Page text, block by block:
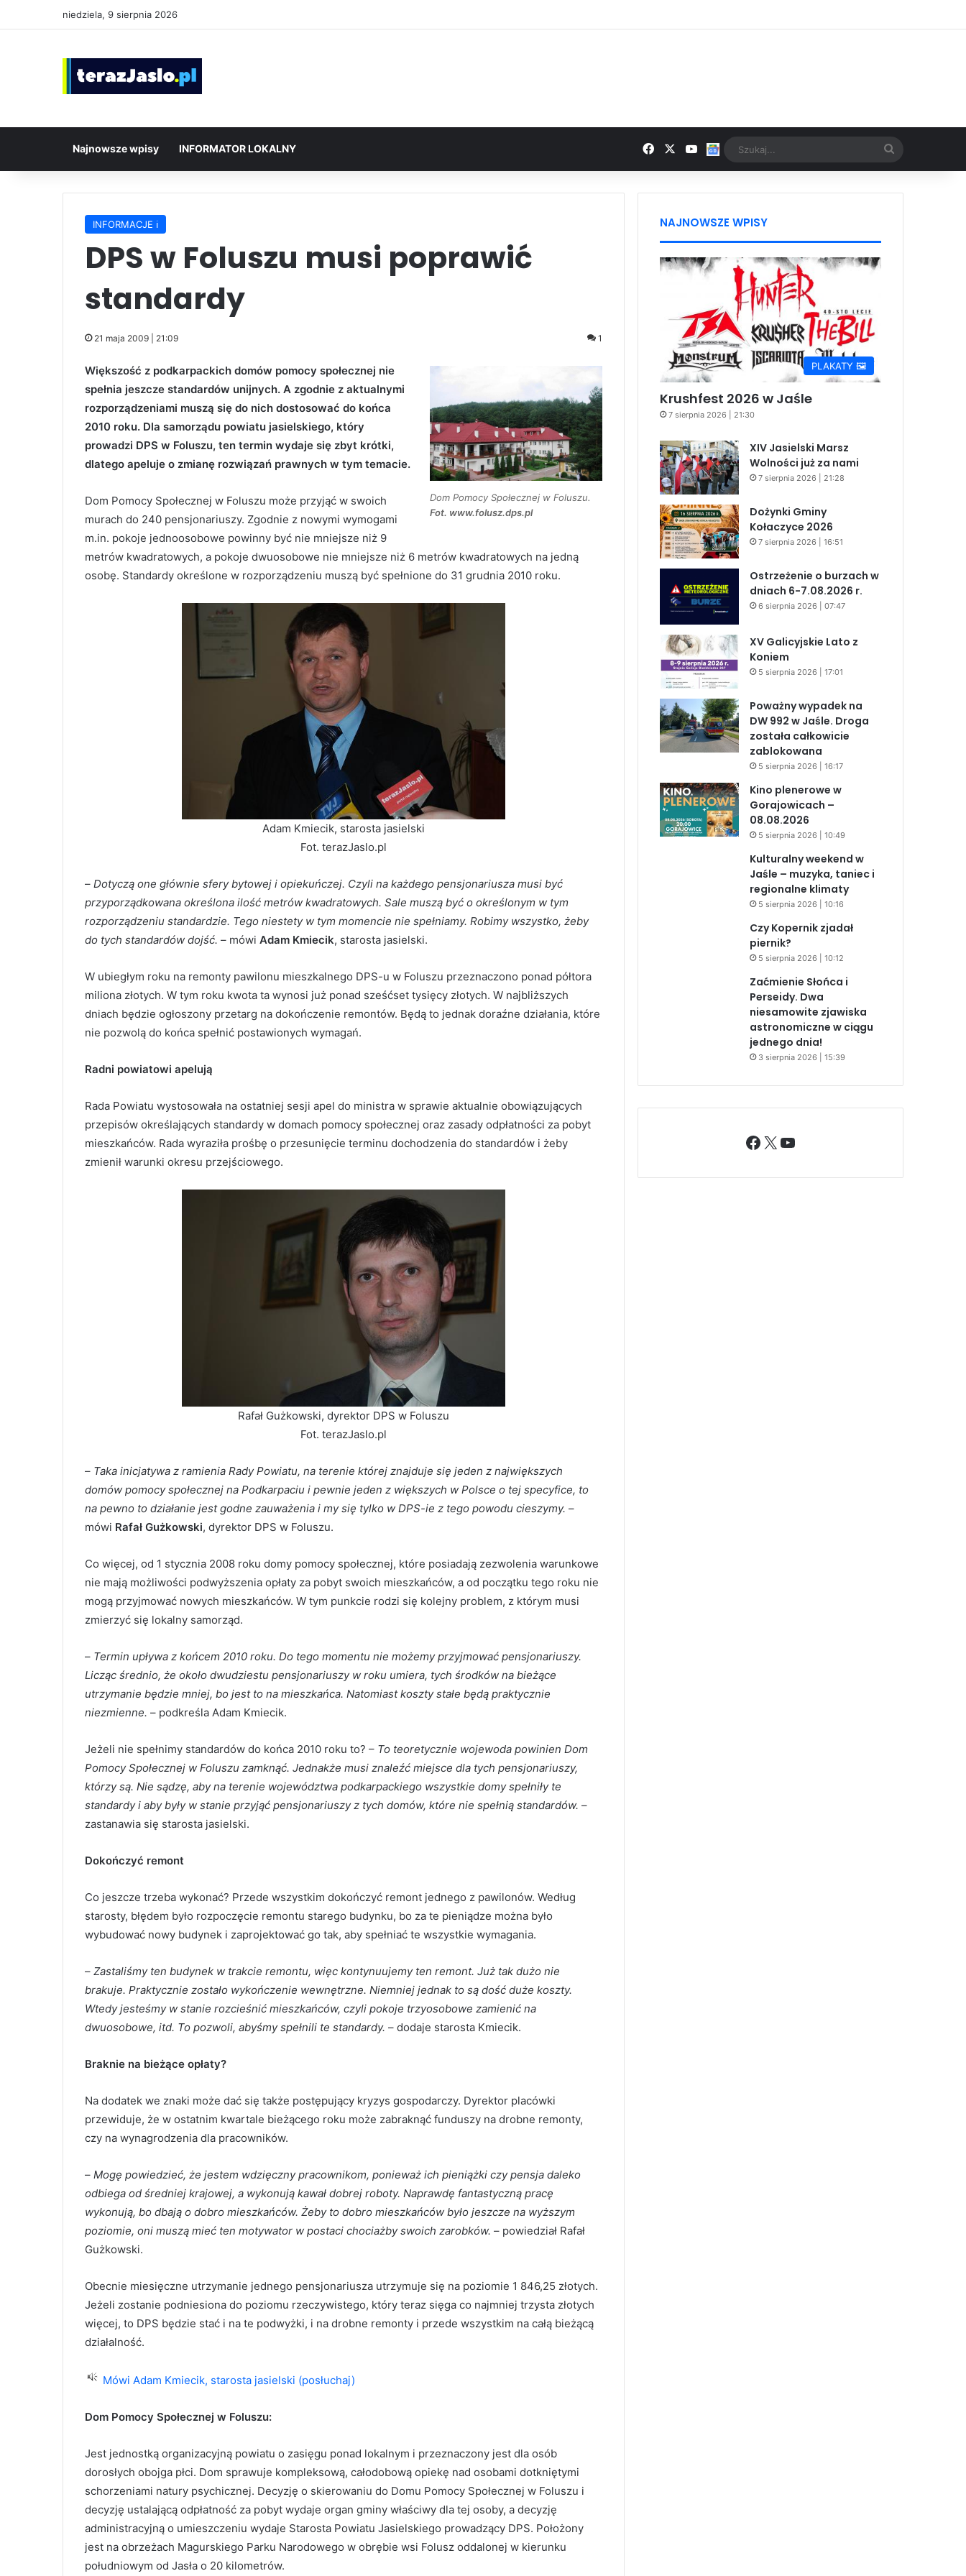
niedziela, 9 sierpnia 2026
Najnowsze wpisy INFORMATOR LOKALNY FacebookYouTubeGoogle News
INFORMACJE ℹ️
DPS w Foluszu musi poprawić
standardy
21 maja 2009 | 21:09 1
Dom Pomocy Społecznej w Foluszu.
Fot. www.folusz.dps.pl
Większość z podkarpackich domów pomocy społecznej nie
spełnia jeszcze standardów unijnych. A zgodnie z aktualnymi
rozporządzeniami muszą się do nich dostosować do końca
2010 roku. Dla samorządu powiatu jasielskiego, który
prowadzi DPS w Foluszu, ten termin wydaje się zbyt krótki,
dlatego apeluje o zmianę rozwiązań prawnych w tym temacie.
Dom Pomocy Społecznej w Foluszu może przyjąć w swoich
murach do 240 pensjonariuszy. Zgodnie z nowymi wymogami
m.in. pokoje jednoosobowe powinny być nie mniejsze niż 9
metrów kwadratowych, a pokoje dwuosobowe nie mniejsze niż 6 metrów kwadratowych na jedną
osobę. Standardy określone w rozporządzeniu muszą być spełnione do 31 grudnia 2010 roku.
Adam Kmiecik, starosta jasielski
Fot. terazJaslo.pl
– Dotyczą one głównie sfery bytowej i opiekuńczej. Czyli na każdego pensjonariusza musi być
przyporządkowana określona ilość metrów kwadratowych. Sale muszą być o określonym w tym
rozporządzeniu standardzie. Tego niestety w tym momencie nie spełniamy. Robimy wszystko, żeby
do tych standardów dojść. – mówi Adam Kmiecik, starosta jasielski.
W ubiegłym roku na remonty pawilonu mieszkalnego DPS-u w Foluszu przeznaczono ponad półtora
miliona złotych. W tym roku kwota ta wynosi już ponad sześćset tysięcy złotych. W najbliższych
dniach będzie ogłoszony przetarg na dokończenie remontów. Będą to jednak doraźne działania, które
nie pozwolą do końca spełnić postawionych wymagań.
Radni powiatowi apelują
Rada Powiatu wystosowała na ostatniej sesji apel do ministra w sprawie aktualnie obowiązujących
przepisów określających standardy w domach pomocy społecznej oraz zasady odpłatności za pobyt
mieszkańców. Rada wyraziła prośbę o przesunięcie terminu dochodzenia do standardów i żeby
zmienił warunki okresu przejściowego.
Rafał Gużkowski, dyrektor DPS w Foluszu
Fot. terazJaslo.pl
– Taka inicjatywa z ramienia Rady Powiatu, na terenie której znajduje się jeden z największych
domów pomocy społecznej na Podkarpaciu i pewnie jeden z większych w Polsce o tej specyfice, to
na pewno to działanie jest godne zauważenia i my się tylko w DPS-ie z tego powodu cieszymy. –
mówi Rafał Gużkowski, dyrektor DPS w Foluszu.
Co więcej, od 1 stycznia 2008 roku domy pomocy społecznej, które posiadają zezwolenia warunkowe
nie mają możliwości podwyższenia opłaty za pobyt swoich mieszkańców, a od początku tego roku nie
mogą przyjmować nowych mieszkańców. W tym punkcie rodzi się kolejny problem, z którym musi
zmierzyć się lokalny samorząd.
– Termin upływa z końcem 2010 roku. Do tego momentu nie możemy przyjmować pensjonariuszy.
Licząc średnio, że około dwudziestu pensjonariuszy w roku umiera, tych środków na bieżące
utrzymanie będzie mniej, bo jest to na mieszkańca. Natomiast koszty stałe będą praktycznie
niezmienne. – podkreśla Adam Kmiecik.
Jeżeli nie spełnimy standardów do końca 2010 roku to? – To teoretycznie wojewoda powinien Dom
Pomocy Społecznej w Foluszu zamknąć. Jednakże musi znaleźć miejsce dla tych pensjonariuszy,
którzy są. Nie sądzę, aby na terenie województwa podkarpackiego wszystkie domy spełniły te
standardy i aby były w stanie przyjąć pensjonariuszy z tych domów, które nie spełnią standardów. –
zastanawia się starosta jasielski.
Dokończyć remont
Co jeszcze trzeba wykonać? Przede wszystkim dokończyć remont jednego z pawilonów. Według
starosty, błędem było rozpoczęcie remontu starego budynku, bo za te pieniądze można było
wybudować nowy budynek i zaprojektować go tak, aby spełniać te wszystkie wymagania.
– Zastaliśmy ten budynek w trakcie remontu, więc kontynuujemy ten remont. Już tak dużo nie
brakuje. Praktycznie zostało wykończenie wewnętrzne. Niemniej jednak to są dość duże koszty.
Wtedy jesteśmy w stanie rozcieśnić mieszkańców, czyli pokoje trzyosobowe zamienić na
dwuosobowe, itd. To pozwoli, abyśmy spełnili te standardy. – dodaje starosta Kmiecik.
Braknie na bieżące opłaty?
Na dodatek we znaki może dać się także postępujący kryzys gospodarczy. Dyrektor placówki
przewiduje, że w ostatnim kwartale bieżącego roku może zabraknąć funduszy na drobne remonty,
czy na wynagrodzenia dla pracowników.
– Mogę powiedzieć, że jestem wdzięczny pracownikom, ponieważ ich pieniążki czy pensja daleko
odbiega od średniej krajowej, a wykonują kawał dobrej roboty. Naprawdę fantastyczną pracę
wykonują, bo dbają o dobro mieszkańców. Żeby to dobro mieszkańców było jeszcze na wyższym
poziomie, oni muszą mieć ten motywator w postaci chociażby swoich zarobków. – powiedział Rafał
Gużkowski.
Obecnie miesięczne utrzymanie jednego pensjonariusza utrzymuje się na poziomie 1 846,25 złotych.
Jeżeli zostanie podniesiona do poziomu rzeczywistego, który teraz sięga co najmniej trzysta złotych
więcej, to DPS będzie stać i na te podwyżki, i na drobne remonty i przede wszystkim na całą bieżącą
działalność.
Mówi Adam Kmiecik, starosta jasielski (posłuchaj)
Dom Pomocy Społecznej w Foluszu:
Jest jednostką organizacyjną powiatu o zasięgu ponad lokalnym i przeznaczony jest dla osób
dorosłych obojga płci. Dom sprawuje kompleksową, całodobową opiekę nad osobami dotkniętymi
schorzeniami natury psychicznej. Decyzję o skierowaniu do Domu Pomocy Społecznej w Foluszu i
decyzję ustalającą odpłatność za pobyt wydaje organ gminy właściwy dla tej osoby, a decyzję
administracyjną o umieszczeniu wydaje Starosta Powiatu Jasielskiego prowadzący DPS. Położony
jest na obrzeżach Magurskiego Parku Narodowego w obrębie wsi Folusz oddalonej w kierunku
południowym od Jasła o 20 kilometrów.
NAJNOWSZE WPISY
PLAKATY 🖼️
Krushfest 2026 w Jaśle
7 sierpnia 2026 | 21:30
XIV Jasielski Marsz
Wolności już za nami
7 sierpnia 2026 | 21:28
Dożynki Gminy
Kołaczyce 2026
7 sierpnia 2026 | 16:51
Ostrzeżenie o burzach w
dniach 6-7.08.2026 r.
6 sierpnia 2026 | 07:47
XV Galicyjskie Lato z
Koniem
5 sierpnia 2026 | 17:01
Poważny wypadek na
DW 992 w Jaśle. Droga
została całkowicie
zablokowana
5 sierpnia 2026 | 16:17
Kino plenerowe w
Gorajowicach –
08.08.2026
5 sierpnia 2026 | 10:49
Kulturalny weekend w
Jaśle – muzyka, taniec i
regionalne klimaty
5 sierpnia 2026 | 10:16
Czy Kopernik zjadał
piernik?
5 sierpnia 2026 | 10:12
Zaćmienie Słońca i
Perseidy. Dwa
niesamowite zjawiska
astronomiczne w ciągu
jednego dnia!
3 sierpnia 2026 | 15:39
Facebook
X YouTube